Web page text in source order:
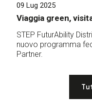
09 Lug 2025
Viaggia green,
STEP FuturAbility
nuovo programma
Partner.